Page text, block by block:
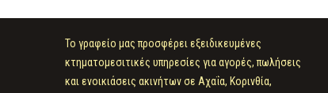
Το γραφείο μας προσφέρει εξειδικευμένες
κτηματομεσιτικές υπηρεσίες για αγορές, πωλήσεις
και ενοικιάσεις ακινήτων σε Αχαΐα, Κορινθία,